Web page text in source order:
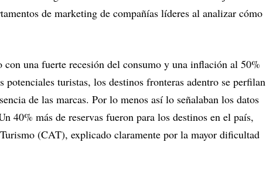
de marketing de compañías líderes al analizar cómo
una fuerte recesión del consumo y una inflación al 50%
potenciales turistas, los destinos fronteras adentro se perfilan
de las marcas. Por lo menos así lo señalaban los datos
40% más de reservas fueron para los destinos en el país,
(CAT), explicado claramente por la mayor dificultad